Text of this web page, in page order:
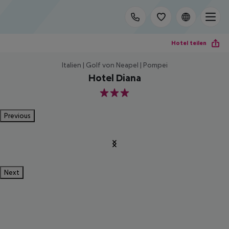
Hotel teilen
Italien | Golf von Neapel | Pompei
Hotel Diana
3
Previous
Next